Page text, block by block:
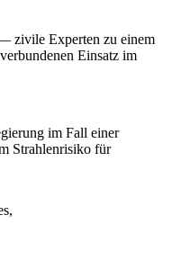
zivile Experten zu einem
Einsatz im
im Fall einer
Strahlenrisiko für